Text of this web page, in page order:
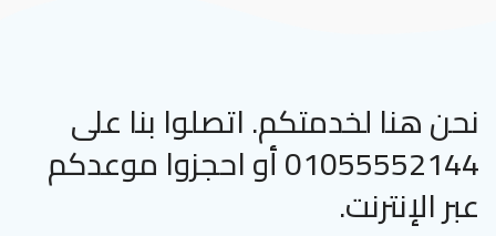
نحن هنا لخدمتكم. اتصلوا بنا على
01055552144 أو احجزوا موعدكم
عبر الإنترنت.